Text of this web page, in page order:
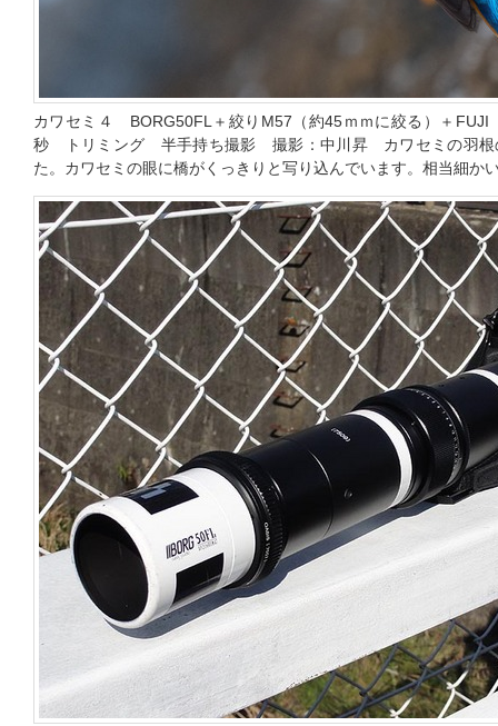
カワセミ４ BORG50FL＋絞りM57（約45ｍｍに絞る）＋
秒 トリミング 半手持ち撮影 撮影：中川昇 カワセミの羽根
た。カワセミの眼に橋がくっきりと写り込んでいます。相当細か